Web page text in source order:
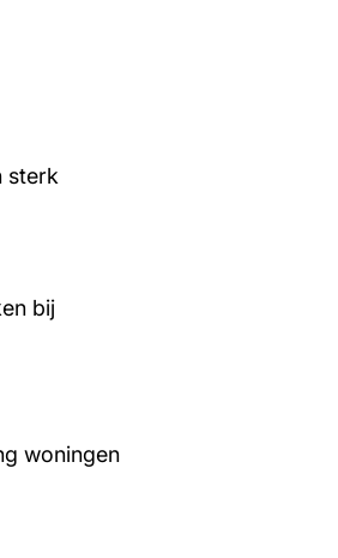
sterk
bij
woningen